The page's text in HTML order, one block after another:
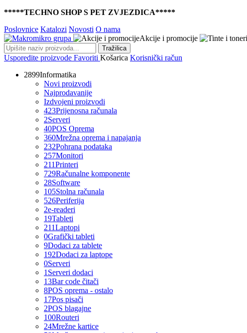
*****TECHNO SHOP S PET ZVJEZDICA*****
Poslovnice Katalozi Novosti O nama
Akcije i promocije
Tražilica
Usporedite proizvode Favoriti Košarica Korisnički račun
2899Informatika
Novi proizvodi
Najprodavanije
Izdvojeni proizvodi
423Prijenosna računala
2Serveri
40POS Oprema
360Mrežna oprema i napajanja
232Pohrana podataka
257Monitori
211Printeri
729Računalne komponente
28Software
105Stolna računala
526Periferija
2e-readeri
19Tableti
211Laptopi
0Grafički tableti
9Dodaci za tablete
192Dodaci za laptope
0Serveri
1 Serveri dodaci
13Bar code čitači
8POS oprema - ostalo
17Pos pisači
2POS blagajne
100Routeri
24Mrežne kartice